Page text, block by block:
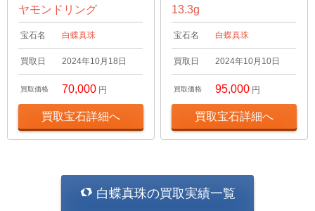
ヤモンドリング
宝石名 白蝶真珠
買取日 2024年10月18日
買取価格 70,000 円
買取宝石詳細へ
13.3g
宝石名 白蝶真珠
買取日 2024年10月10日
買取価格 95,000 円
買取宝石詳細へ
白蝶真珠の買取実績一覧